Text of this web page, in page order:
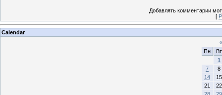
Добавлять комментарии
[
Calendar
«
Пн
Вт
1
7
8
14
15
21
22